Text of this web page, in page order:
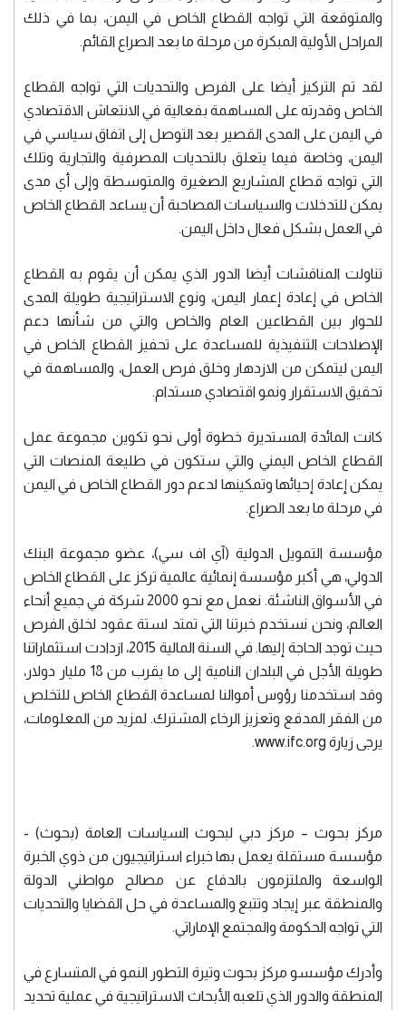
والمتوقعة التي تواجه القطاع الخاص في اليمن، بما في ذلك
المراحل الأولية المبكرة من مرحلة ما بعد الصراع القائم.
لقد تم التركيز أيضا على الفرص والتحديات التي تواجه القطاع
الخاص وقدرته على المساهمة بفعالية في الانتعاش الاقتصادي
في اليمن على المدى القصير بعد التوصل إلى اتفاق سياسي في
اليمن، وخاصة فيما يتعلق بالتحديات المصرفية والتجارية وتلك
التي تواجه قطاع المشاريع الصغيرة والمتوسطة وإلى أي مدى
يمكن للتدخلات والسياسات المصاحبة أن يساعد القطاع الخاص
في العمل بشكل فعال داخل اليمن.
تناولت المناقشات أيضا الدور الذي يمكن أن يقوم به القطاع
الخاص في إعادة إعمار اليمن، ونوع الاستراتيجية طويلة المدى
للحوار بين القطاعين العام والخاص والتي من شأنها دعم
الإصلاحات التنفيذية للمساعدة على تحفيز القطاع الخاص في
اليمن ليتمكن من الازدهار وخلق فرص العمل، والمساهمة في
تحقيق الاستقرار ونمو اقتصادي مستدام.
كانت المائدة المستديرة خطوة أولى نحو تكوين مجموعة عمل
القطاع الخاص اليمني والتي ستكون في طليعة المنصات التي
يمكن إعادة إحيائها وتمكينها لدعم دور القطاع الخاص في اليمن
في مرحلة ما بعد الصراع.
مؤسسة التمويل الدولية (آي اف سي)، عضو مجموعة البنك
الدولي، هي أكبر مؤسسة إنمائية عالمية تركز على القطاع الخاص
في الأسواق الناشئة. نعمل مع نحو 2000 شركة في جميع أنحاء
العالم، ونحن نستخدم خبرتنا التي تمتد لستة عقود لخلق الفرص
حيث توجد الحاجة إليها. في السنة المالية 2015، ازدادت استثماراتنا
طويلة الأجل في البلدان النامية إلى ما يقرب من 18 مليار دولار،
وقد استخدمنا رؤوس أموالنا لمساعدة القطاع الخاص للتخلص
من الفقر المدقع وتعزيز الرخاء المشترك. لمزيد من المعلومات،
يرجى زيارة www.ifc.org.
مركز بحوث – مركز دبي لبحوث السياسات العامة (بحوث) -
مؤسسة مستقلة يعمل بها خبراء استراتيجيون من ذوي الخبرة
الواسعة والملتزمون بالدفاع عن مصالح مواطني الدولة
والمنطقة عبر إيجاد وتتبع والمساعدة في حل القضايا والتحديات
التي تواجه الحكومة والمجتمع الإماراتي.
وأدرك مؤسسو مركز بحوث وتيرة التطور النمو في المتسارع في
المنطقة والدور الذي تلعبه الأبحاث الاستراتيجية في عملية تحديد